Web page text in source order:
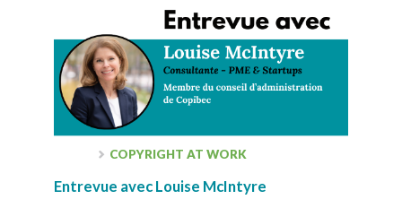
COPYRIGHT AT WORK
Entrevue avec Louise McIntyre